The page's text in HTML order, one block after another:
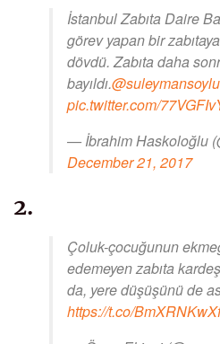
İstanbul Zabıta Daire
görev yapan bir
dövdü. Zabıta daha
bayıldı.@suleymansoylu
pic.twitter.com/
— İbrahim Haskoloğlu
December 21, 2017
2.
Çoluk-çocuğunun
edemeyen zabıta
da, yere düşüşünü de
https://t.co/